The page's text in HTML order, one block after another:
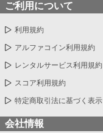
ご利用について
利用規約
アルファコイン利用規約
レンタルサービス利用規約
スコア利用規約
特定商取引法に基づく表示
会社情報